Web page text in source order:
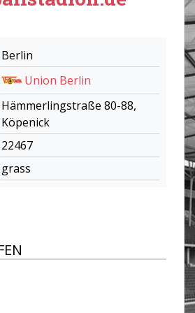
Berlin
Union Berlin
Hämmerlingstraße 80-88,
Köpenick
22467
grass